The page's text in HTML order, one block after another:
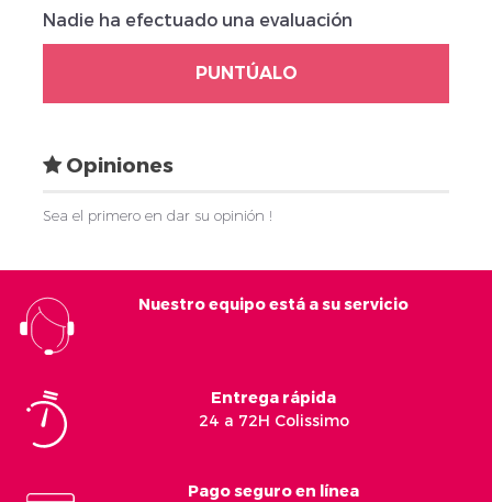
Nadie ha efectuado una evaluación
PUNTÚALO
Opiniones
Sea el primero en dar su opinión !
Nuestro equipo está a su servicio
Entrega rápida
24 a 72H Colissimo
Pago seguro en línea